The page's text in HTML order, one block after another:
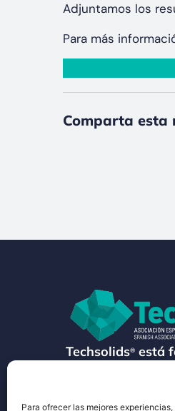
Para ofrecer las mejores
Adjuntamos los
Para más
Comparta esta
Techsolids® está